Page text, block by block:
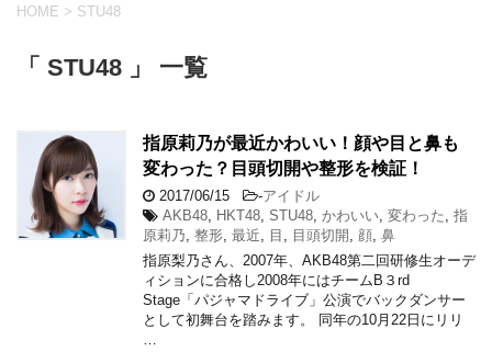
HOME > STU48
「 STU48 」 一覧
指原莉乃が最近かわいい！顔や目と鼻も
変わった？目頭切開や整形を検証！
2017/06/15 -アイドル
AKB48
HKT48 STU48 かわいい 変わった 指
原莉乃 整形 最近 目 目頭切開 顔 鼻
指原梨乃さん、2007年、AKB48第二回研修生オーデ
ィションに合格し2008年にはチームB３rd
Stage「パジャマドライブ」公演でバックダンサー
として初舞台を踏みます。 同年の10月22日にリリ